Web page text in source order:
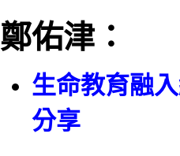
鄭佑津：
生命教育融
分享